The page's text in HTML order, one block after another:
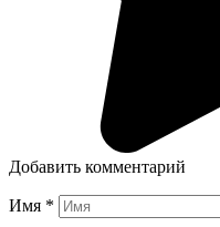
Добавить комментарий
Имя *